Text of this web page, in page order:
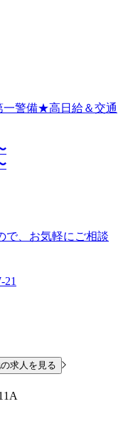
一警備★高日給＆交通
、お気軽にご相談
求人を見る